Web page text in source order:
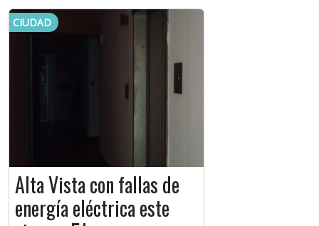
CIUDAD
Alta Vista con fallas de
energía eléctrica este